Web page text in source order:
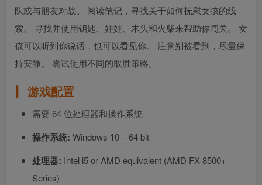
队或与朋友对战。 阅读笔记，寻找关于如何抚慰女孩的线
索。 寻找并使用钥匙、娃娃、木头和火柴来帮助你闯关。 女
孩可以听到你说话，也可以看见你。 注意别被看到，尽量保
持安静。 尝试使用不同的取胜策略。
游戏配置
需要 64 位处理器和操作系统
操作系统: Windows 10 – 64 bit
处理器: Intel i5 or AMD equivalent (AMD FX 8500+
Series)